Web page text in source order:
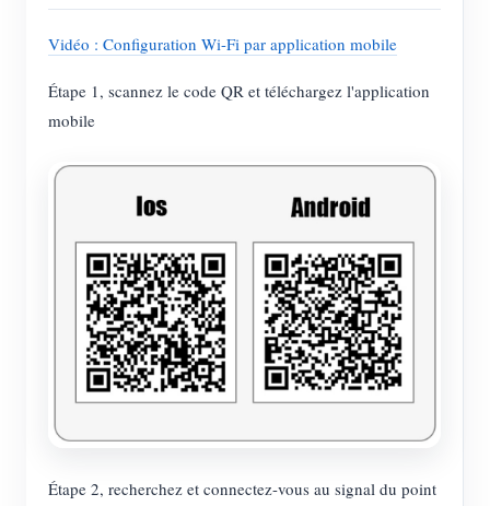
Vidéo : Configuration Wi-Fi par application mobile
Étape 1, scannez le code QR et téléchargez l'application
mobile
Étape 2, recherchez et connectez-vous au signal du point